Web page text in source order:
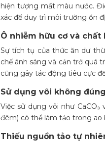
hiện tượng mất màu nước.
xác để duy trì môi trường ổn
Ô nhiễm hữu cơ và chất
Sự tích tụ của thức ăn dư
chế ánh sáng và cản trở quá
cũng gây tác động tiêu cực
Sử dụng vôi không
Việc sử dụng vôi như
đêm) có thể làm tảo trong ao
Thiếu nguồn tảo tự